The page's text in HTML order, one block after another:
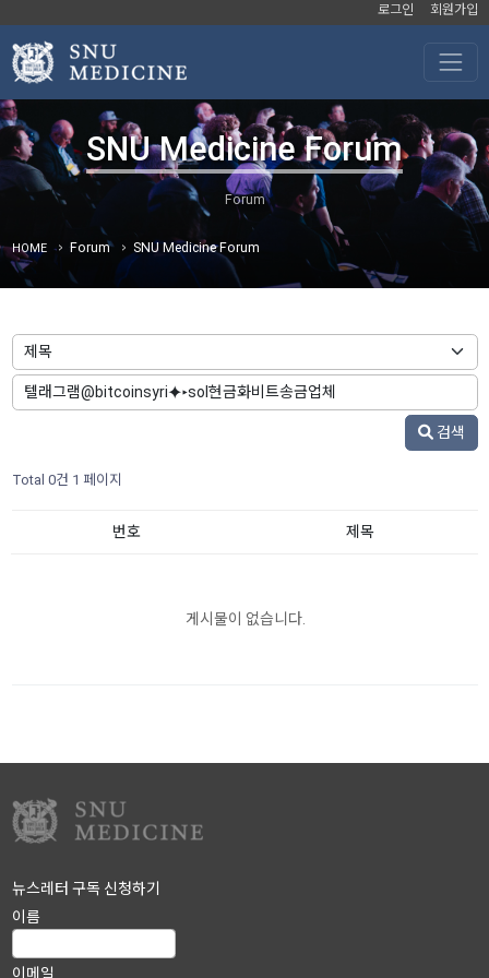
로그인 회원가입
SNU Medicine Forum
HOME Forum SNU Medicine Forum
검색
Total 0건 1 페이지
번호 제목
게시물이 없습니다.
뉴스레터 구독 신청하기
이름
이메일